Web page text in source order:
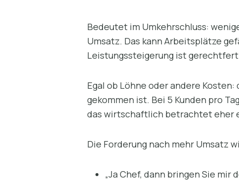
Bedeutet im Umkehrschluss:
Umsatz. Das kann Arbeitsplätze
Leistungssteigerung ist
Egal ob Löhne oder andere
gekommen ist. Bei 5 Kunden pro
das wirtschaftlich betrachtet eher
Die Forderung nach mehr Umsatz
„Ja Chef, dann bringen Sie mir